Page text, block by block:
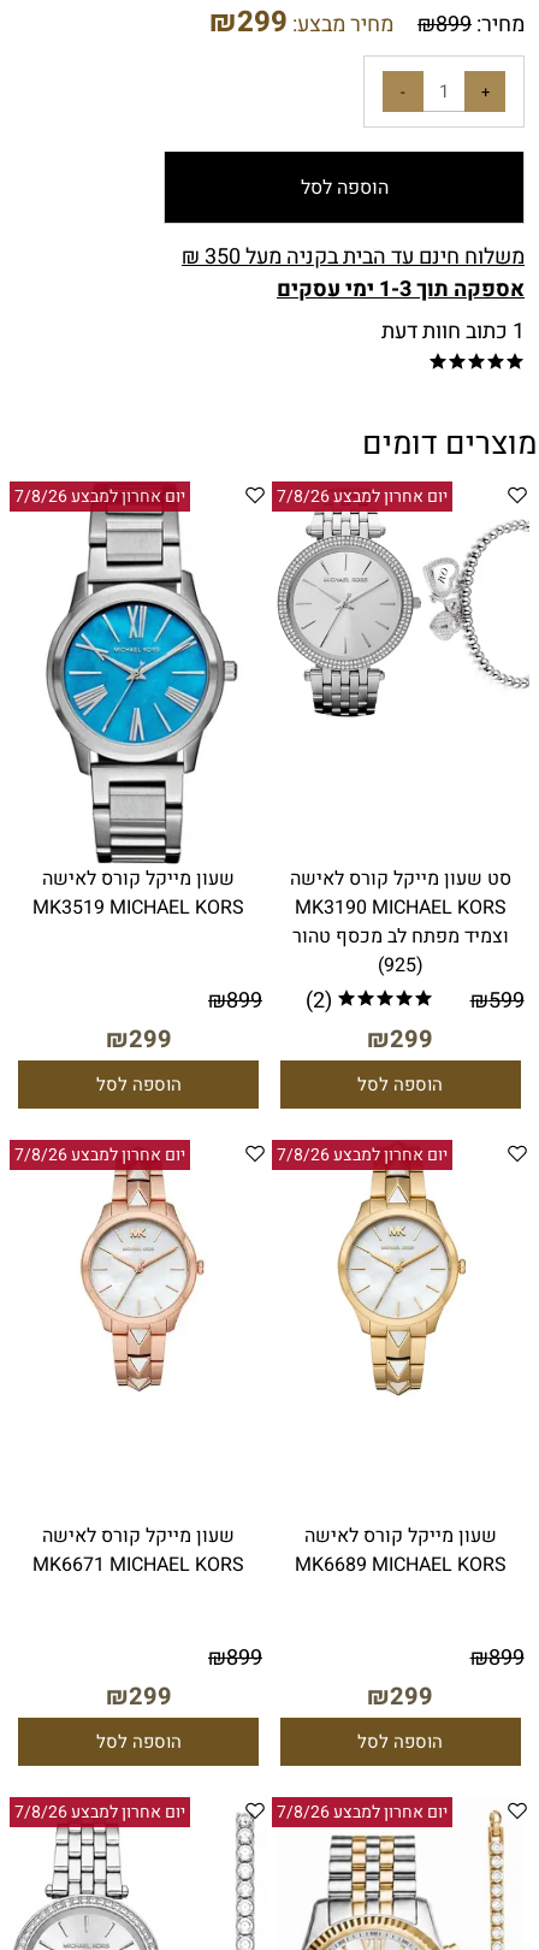
מחיר: ₪899 מחיר מבצע: ₪299
הוספה לסל
משלוח חינם עד הבית בקניה מעל 350 ₪
אספקה תוך 1-3 ימי עסקים
1 כתוב חוות דעת
מוצרים דומים
יום אחרון למבצע 7/8/26
סט שעון מייקל קורס לאישה
MK3190 MICHAEL KORS
וצמיד מפתח לב מכסף טהור
(925)
₪599
₪299
(2)
הוספה לסל
יום אחרון למבצע 7/8/26
שעון מייקל קורס לאישה
MK3519 MICHAEL KORS
₪899
₪299
הוספה לסל
יום אחרון למבצע 7/8/26
שעון מייקל קורס לאישה
MK6689 MICHAEL KORS
₪899
₪299
הוספה לסל
יום אחרון למבצע 7/8/26
שעון מייקל קורס לאישה
MK6671 MICHAEL KORS
₪899
₪299
הוספה לסל
יום אחרון למבצע 7/8/26 יום אחרון למבצע 7/8/26